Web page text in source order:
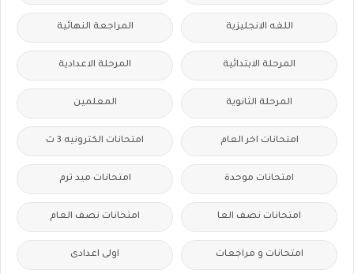
اللغه الانجليزية المراجعة النهائية
المرحلة الابتدائية المرحلة الاعدادية
المرحلة الثانوية المعلمين
امتحانات اخر العام امتحانات الكترونيه 3 ث
امتحانات موحدة امتحانات ميد ترم
امتحانات نصف العا امتحانات نصف العام
امتحانات و مراجعات اولى اعدادى